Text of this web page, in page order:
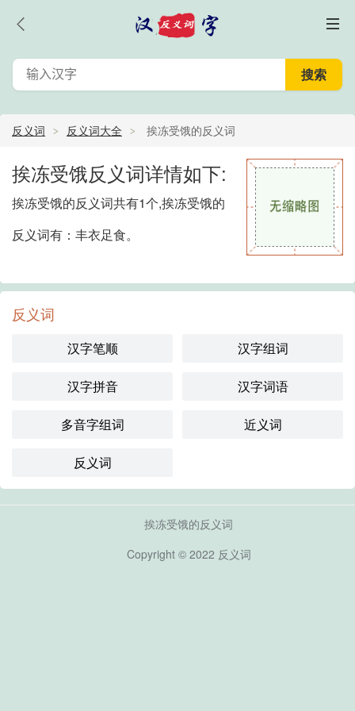
反义词 反义词大全 挨冻受饿的反义词
挨冻受饿反义词详情如下:
挨冻受饿的反义词共有1个,挨冻受饿的
反义词有：丰衣足食。
反义词
汉字笔顺 汉字组词
汉字拼音 汉字词语
多音字组词 近义词
反义词
挨冻受饿的反义词
Copyright © 2022 反义词